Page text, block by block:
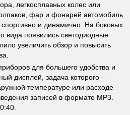
легкосплавных колес или
фар и фонарей автомобиль
спортивно и динамично. На боковых
вида появились светодиодные
увеличить обзор и повысить
для большего удобства и
дисплей, задача которого –
температуре или расходе
записей в формате MP3.